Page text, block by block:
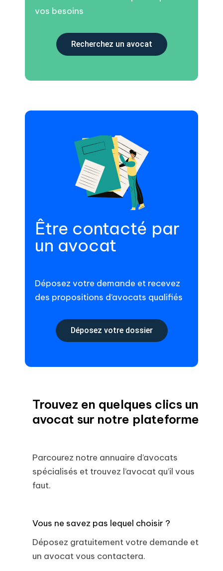
vos besoins
Recherchez un avocat
Être contacté par
un avocat
Déposez votre demande et recevez
des propositions d’avocats qualifiés
Déposez votre dossier
Trouvez en quelques clics un
avocat sur notre plateforme
Parcourez notre annuaire d’avocats
spécialisés et trouvez l’avocat qu’il vous
faut.
Vous ne savez pas lequel choisir ?
Déposez gratuitement votre demande et
un avocat vous contactera.